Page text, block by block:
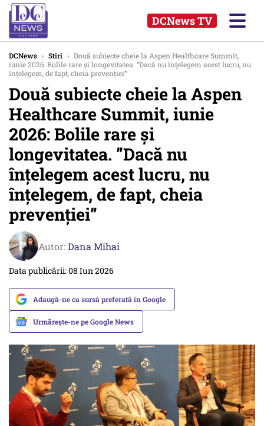
DCNews TV
DCNews › Stiri › Două subiecte cheie la Aspen Healthcare Summit,
iunie 2026: Bolile rare și longevitatea. ”Dacă nu înțelegem acest lucru, nu
înțelegem, de fapt, cheia prevenției”
Două subiecte cheie la Aspen
Healthcare Summit, iunie
2026: Bolile rare și
longevitatea. ”Dacă nu
înțelegem acest lucru, nu
înțelegem, de fapt, cheia
prevenției”
Autor:Dana Mihai
Data publicării: 08 Iun 2026
Adaugă-ne ca sursă preferată în Google
Urmărește-ne pe Google News